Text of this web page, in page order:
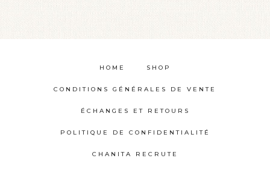
HOME SHOP
CONDITIONS GÉNÉRALES DE VENTE
ÉCHANGES ET RETOURS
POLITIQUE DE CONFIDENTIALITÉ
CHANITA RECRUTE